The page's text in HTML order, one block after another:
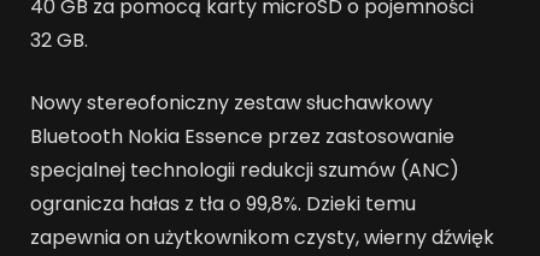
40 GB za pomocą karty microSD o pojemności
32 GB.
Nowy stereofoniczny zestaw słuchawkowy
Bluetooth Nokia Essence przez zastosowanie
specjalnej technologii redukcji szumów (ANC)
ogranicza hałas z tła o 99,8%. Dzieki temu
zapewnia on użytkownikom czysty, wierny dźwięk